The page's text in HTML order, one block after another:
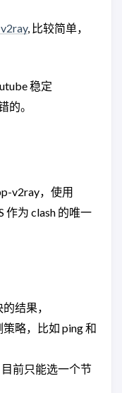
, 比较简单，
稳定
的。
v2ray，使用
作为 clash 的唯一
结果，
略，比如 ping 和
前只能选一个节